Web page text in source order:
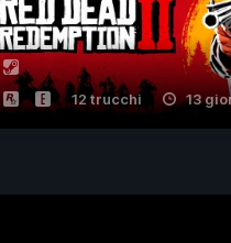
12 trucchi 13